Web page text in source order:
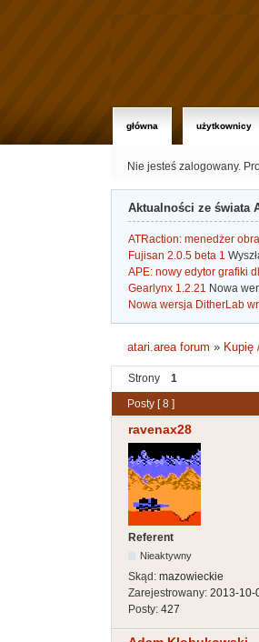
główna użytkownicy
Nie jesteś zalogowany.
Aktualności ze świata
ATRaction: menedżer
Fujisan 2.0.5 beta 1
APE: nowy edytor grafiki
Gearlynx 1.2.21 Nowa
Nowa wersja DitherLab
atari.area forum » Kupię
Strony
1
Posty [ 8 ]
ravenax28
Referent
Nieaktywny
Skąd: mazowieckie
Zarejestrowany: 2013-10-
Posty: 427